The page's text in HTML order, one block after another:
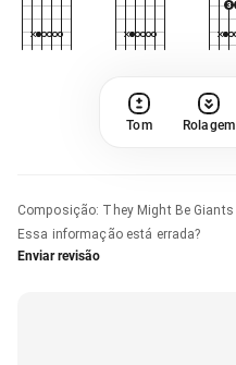
Tom Rolagem
Composição: They Might Be Giants
Essa informação está errada?
Enviar revisão